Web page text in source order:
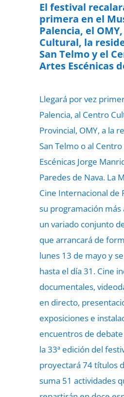
El festival
primera en el
Palencia, el
Cultural, la
San Telmo y el
Artes Escénicas
Llegará por vez
Palencia, al Centro
Provincial, OMY, a la
San Telmo o al
Escénicas Jorge
Paredes de Nava. La
Cine Internacional de
su programación más
un variado conjunto
que arrancará de
lunes 13 de mayo y
hasta el día 31. Cine
documentales,
en directo,
exposiciones e
encuentros de
la 33ª edición del
proyectará 74 títulos
suma 51 actividades